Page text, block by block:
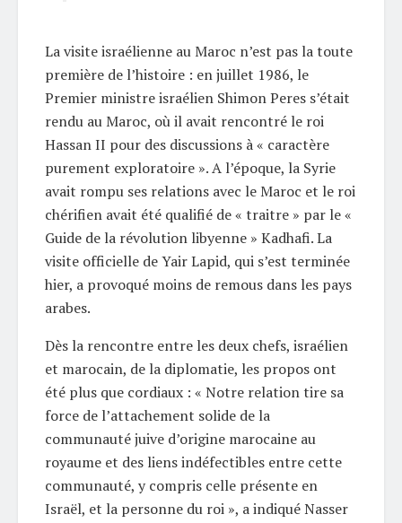
La visite israélienne au Maroc n’est pas la toute
première de l’histoire : en juillet 1986, le
Premier ministre israélien Shimon Peres s’était
rendu au Maroc, où il avait rencontré le roi
Hassan II pour des discussions à « caractère
purement exploratoire ». A l’époque, la Syrie
avait rompu ses relations avec le Maroc et le roi
chérifien avait été qualifié de « traitre » par le «
Guide de la révolution libyenne » Kadhafi. La
visite officielle de Yair Lapid, qui s’est terminée
hier, a provoqué moins de remous dans les pays
arabes.
Dès la rencontre entre les deux chefs, israélien
et marocain, de la diplomatie, les propos ont
été plus que cordiaux : « Notre relation tire sa
force de l’attachement solide de la
communauté juive d’origine marocaine au
royaume et des liens indéfectibles entre cette
communauté, y compris celle présente en
Israël, et la personne du roi », a indiqué Nasser